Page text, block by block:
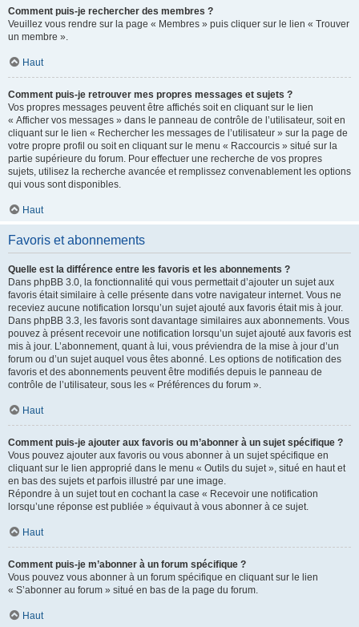
Comment puis-je rechercher des membres ?
Veuillez vous rendre sur la page « Membres » puis cliquer sur le lien « Trouver
un membre ».
Haut
Comment puis-je retrouver mes propres messages et sujets ?
Vos propres messages peuvent être affichés soit en cliquant sur le lien
« Afficher vos messages » dans le panneau de contrôle de l’utilisateur, soit en
cliquant sur le lien « Rechercher les messages de l’utilisateur » sur la page de
votre propre profil ou soit en cliquant sur le menu « Raccourcis » situé sur la
partie supérieure du forum. Pour effectuer une recherche de vos propres
sujets, utilisez la recherche avancée et remplissez convenablement les options
qui vous sont disponibles.
Haut
Favoris et abonnements
Quelle est la différence entre les favoris et les abonnements ?
Dans phpBB 3.0, la fonctionnalité qui vous permettait d’ajouter un sujet aux
favoris était similaire à celle présente dans votre navigateur internet. Vous ne
receviez aucune notification lorsqu’un sujet ajouté aux favoris était mis à jour.
Dans phpBB 3.3, les favoris sont davantage similaires aux abonnements. Vous
pouvez à présent recevoir une notification lorsqu’un sujet ajouté aux favoris est
mis à jour. L’abonnement, quant à lui, vous préviendra de la mise à jour d’un
forum ou d’un sujet auquel vous êtes abonné. Les options de notification des
favoris et des abonnements peuvent être modifiés depuis le panneau de
contrôle de l’utilisateur, sous les « Préférences du forum ».
Haut
Comment puis-je ajouter aux favoris ou m’abonner à un sujet spécifique ?
Vous pouvez ajouter aux favoris ou vous abonner à un sujet spécifique en
cliquant sur le lien approprié dans le menu « Outils du sujet », situé en haut et
en bas des sujets et parfois illustré par une image.
Répondre à un sujet tout en cochant la case « Recevoir une notification
lorsqu’une réponse est publiée » équivaut à vous abonner à ce sujet.
Haut
Comment puis-je m’abonner à un forum spécifique ?
Vous pouvez vous abonner à un forum spécifique en cliquant sur le lien
« S’abonner au forum » situé en bas de la page du forum.
Haut